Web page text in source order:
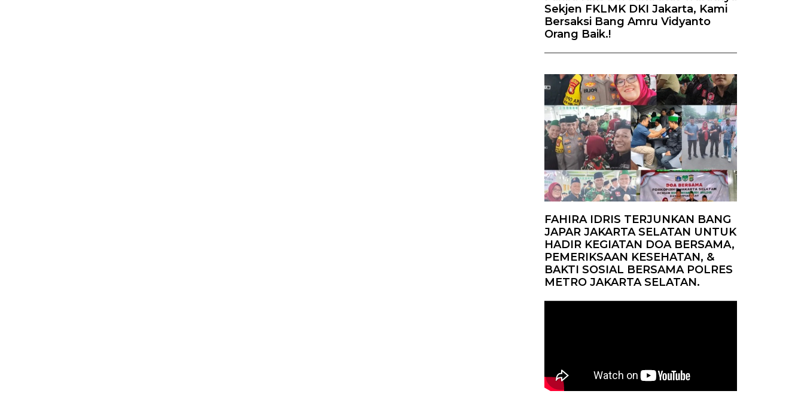
Sekjen FKLMK DKI Jakarta, Kami
Bersaksi Bang Amru Vidyanto
Orang Baik.!
FAHIRA IDRIS TERJUNKAN BANG
JAPAR JAKARTA SELATAN UNTUK
HADIR KEGIATAN DOA BERSAMA,
PEMERIKSAAN KESEHATAN, &
BAKTI SOSIAL BERSAMA POLRES
METRO JAKARTA SELATAN.